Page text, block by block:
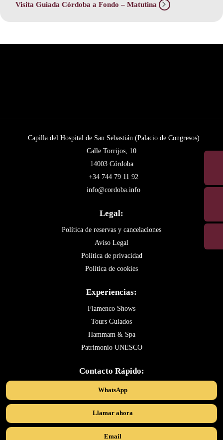
Visita Guiada Córdoba a Fondo – Matutina
Capilla del Hospital de San Sebastián (Palacio de Congresos)
Calle Torrijos, 10
14003 Córdoba
+34 744 79 11 92
info@cordoba.info
Legal:
Política de reservas y cancelaciones
Aviso Legal
Política de privacidad
Política de cookies
Experiencias:
Flamenco Shows
Tours Guiados
Hammam & Spa
Patrimonio UNESCO
Contacto Rápido:
WhatsApp
Llamar ahora
Email